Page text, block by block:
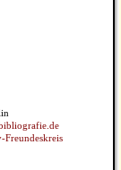
Freundeskreis